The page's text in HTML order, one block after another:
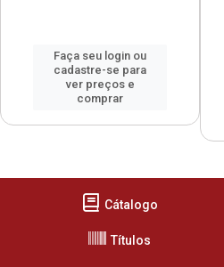
Faça seu login ou
cadastre-se para
ver preços e
comprar
Cátalogo
Títulos